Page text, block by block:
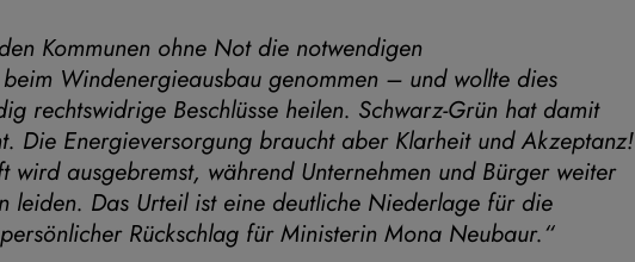
Kommunen ohne Not die notwendigen
Windenergieausbau genommen – und wollte dies
rechtswidrige Beschlüsse heilen. Schwarz-Grün hat damit
Die Energieversorgung braucht aber Klarheit und Akzeptanz!
ausgebremst, während Unternehmen und Bürger weiter
leiden. Das Urteil ist eine deutliche Niederlage für die
Rückschlag für Ministerin Mona Neubaur.“